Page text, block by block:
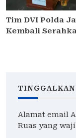
Tim DVI Polda
Kembali
Alamat email
Ruas yang